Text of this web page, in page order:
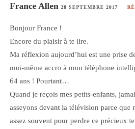
France Allen 28 SEPTEMBRE 2017
Bonjour France !
Encore du plaisir à te lire.
Ma réflexion aujourd’hui est une prise
moi-même accro à mon téléphone
64 ans ! Pourtant…
Quand je reçois mes petits-enfants,
asseyons devant la télévision parce que
assez souvent pour perdre ce précieux